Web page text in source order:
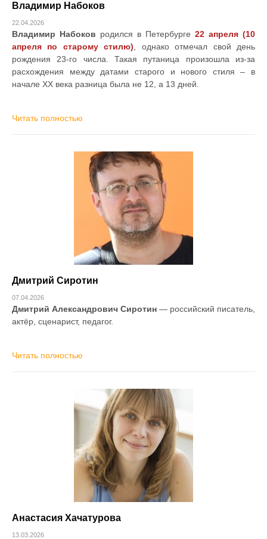
Владимир Набоков
22.04.2026
Владимир Набоков родился в Петербурге 22 апреля (10
апреля по старому стилю) , однако отмечал свой день
рождения 23-го числа. Такая путаница произошла из-за
расхождения между датами старого и нового стиля – в
начале XX века разница была не 12, а 13 дней.
Читать полностью
Дмитрий Сиротин
07.04.2026
Дмитрий Александрович Сиротин — российский писатель,
актёр, сценарист, педагог.
Читать полностью
Анастасия Хачатурова
13.03.2026